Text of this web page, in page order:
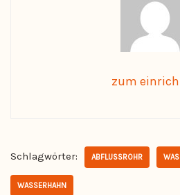
zum
Schlagwörter: ABFLUSSROHR
WASSERHAHN